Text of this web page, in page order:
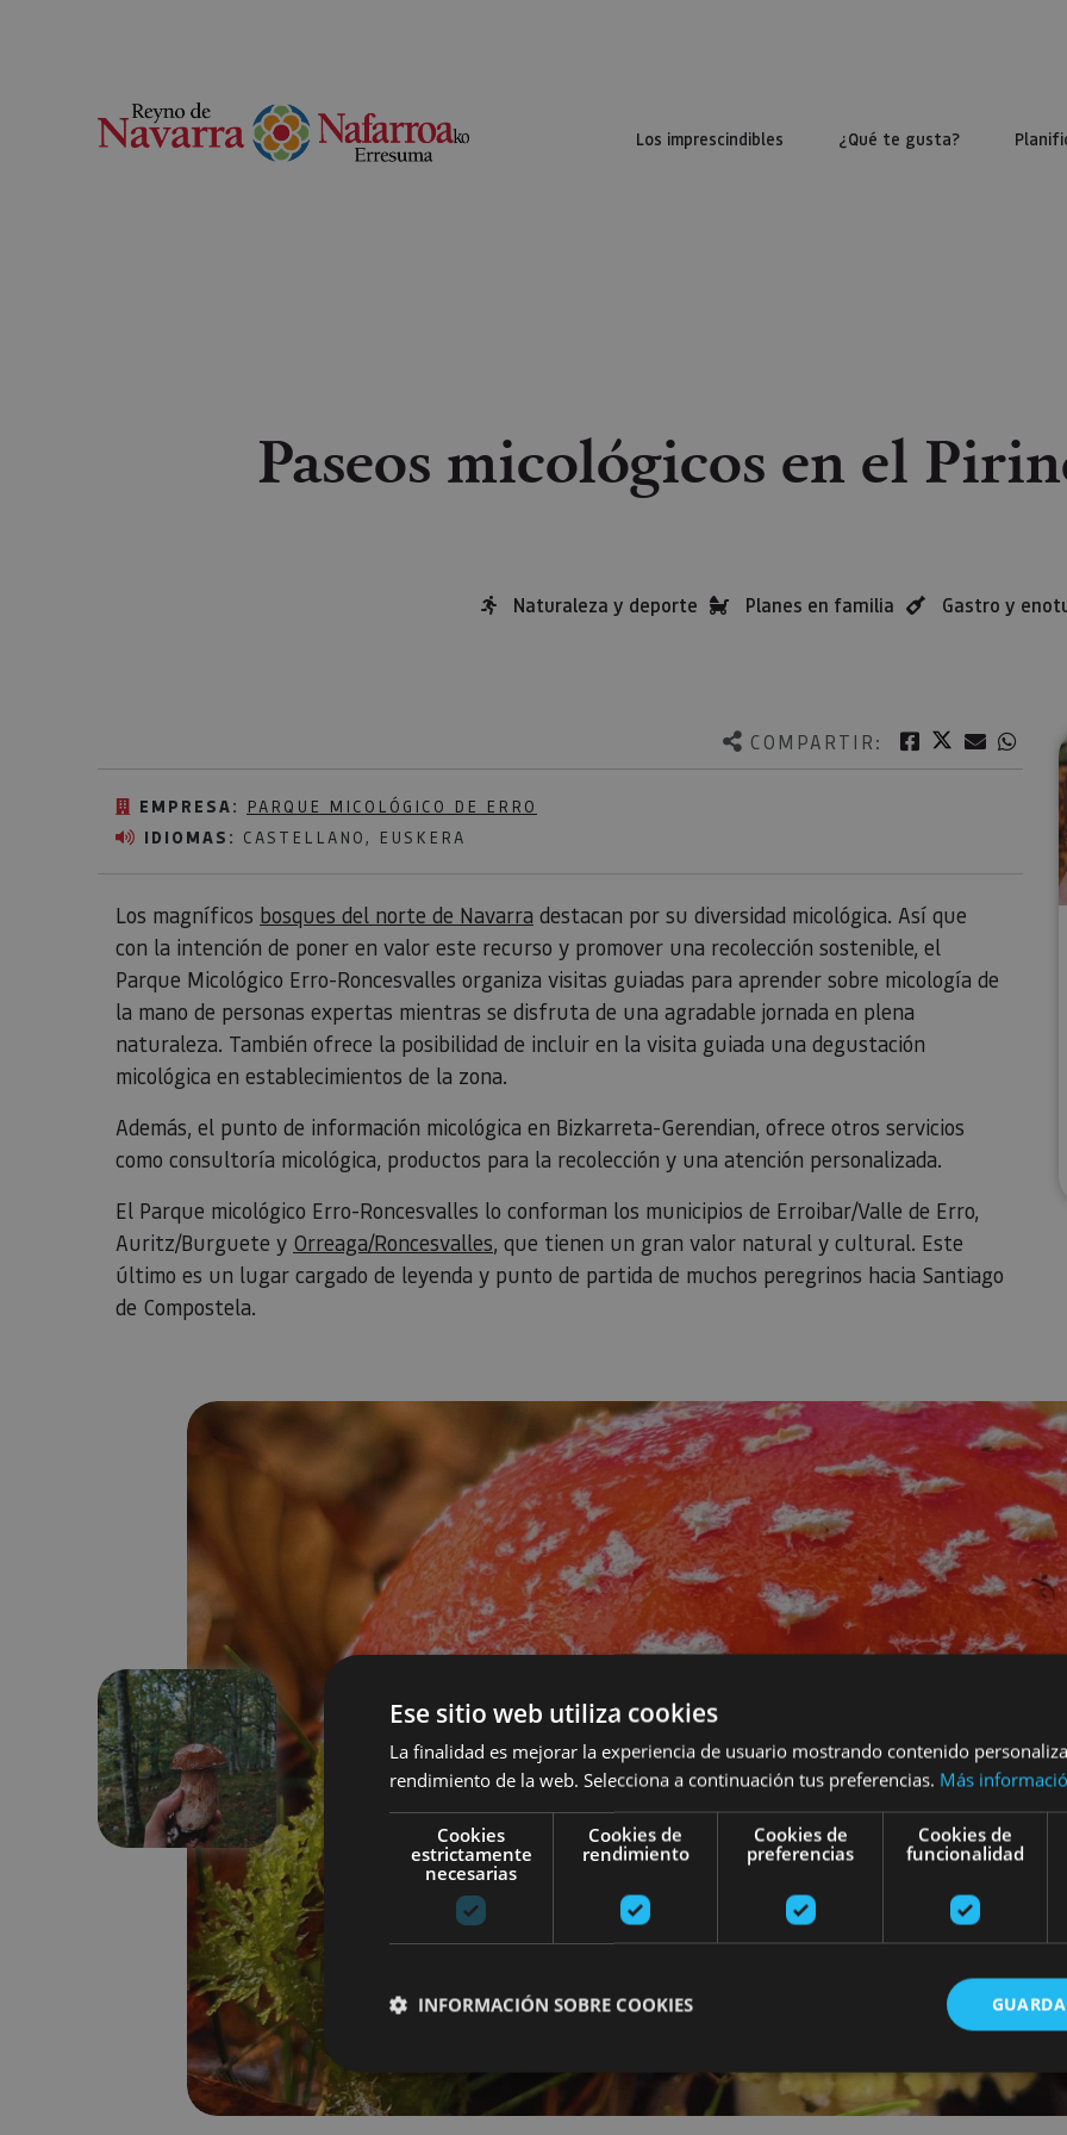
Los imprescindibles ¿Qué te gusta?
Paseos micológicos en el
Naturaleza y deporte Planes en familia Gastro y
COMPARTIR: Facebook
TwitterCorreo
EMPRESA: PARQUE MICOLÓGICO DE ERRO
IDIOMAS: CASTELLANO, EUSKERA
Los magníficos bosques del norte de Navarra destacan por su diversidad micológica. Así que
con la intención de poner en valor este recurso y promover una recolección sostenible, el
Parque Micológico Erro-Roncesvalles organiza visitas guiadas para aprender sobre micología de
la mano de personas expertas mientras se disfruta de una agradable jornada en plena
naturaleza. También ofrece la posibilidad de incluir en la visita guiada una degustación
micológica en establecimientos de la zona.
Además, el punto de información micológica en Bizkarreta-Gerendian, ofrece otros servicios
como consultoría micológica, productos para la recolección y una atención personalizada.
El Parque micológico Erro-Roncesvalles lo conforman los municipios de Erroibar/Valle de Erro,
Auritz/Burguete y Orreaga/Roncesvalles, que tienen un gran valor natural y cultural. Este
último es un lugar cargado de leyenda y punto de partida de muchos peregrinos hacia Santiago
de Compostela.
Anterior
Ese sitio web utiliza cookies
La finalidad es mejorar la experiencia de usuario mostrando contenido
rendimiento de la web. Selecciona a continuación tus preferencias. Más
Cookies
estrictamente
necesarias
Cookies de
rendimiento
Cookies de
preferencias
Cookies de
funcionalidad
INFORMACIÓN SOBRE COOKIES
Cookies estrictamente necesarias Cookies de rendimiento Cookies de preferencias